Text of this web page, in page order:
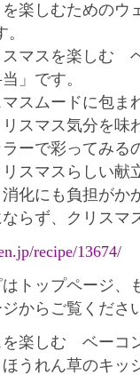
楽しむためのウ
スマスを楽しむ
」です。
スムードに包ま
スマス気分を味
ーで彩ってみる
スマスらしい献
化にも負担がか
らず、クリスマ
recipe/13674/
トップページ、
からご覧くださ
を楽しむ ベーコ
ほうれん草のキッ